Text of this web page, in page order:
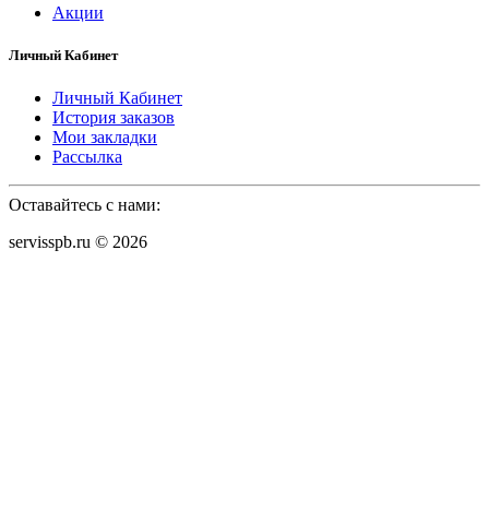
Акции
Личный Кабинет
Личный Кабинет
История заказов
Мои закладки
Рассылка
Оставайтесь с нами:
servisspb.ru © 2026